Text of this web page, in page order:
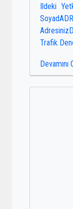
Ildeki
Trafik
Devamını